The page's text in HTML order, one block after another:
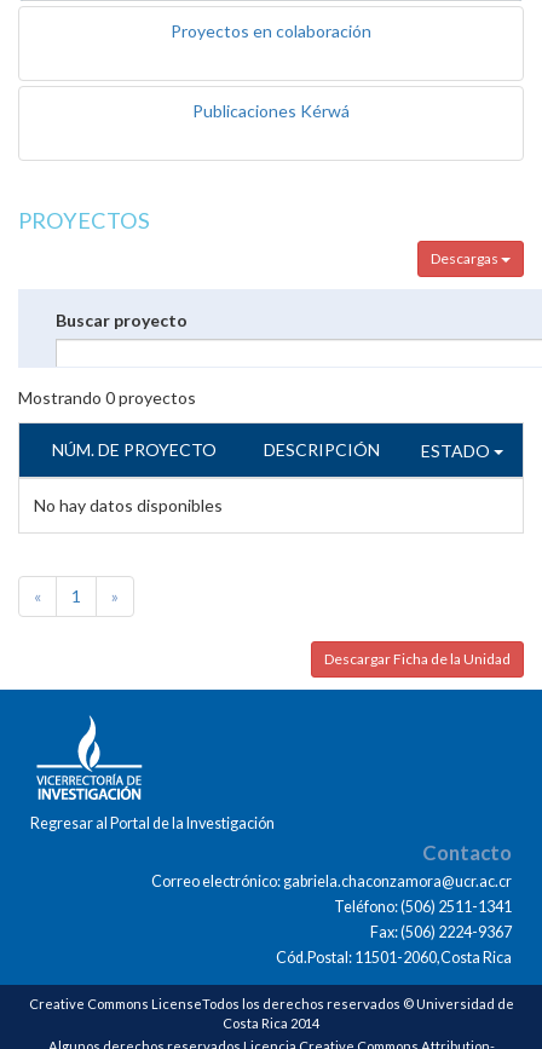
Proyectos en colaboración
Publicaciones Kérwá
PROYECTOS
Descargas
Buscar proyecto
Mostrando 0proyectos
NÚM. DE PROYECTO DESCRIPCIÓN ESTADO
No hay datos disponibles
« 1 »
Descargar Ficha de la Unidad
Regresar al Portal de la Investigación
Contacto
Correo electrónico: gabriela.chaconzamora@ucr.ac.cr
Teléfono: (506) 2511-1341
Fax: (506) 2224-9367
Cód.Postal: 11501-2060,Costa Rica
Creative Commons LicenseTodos los derechos reservados © Universidad de
Costa Rica 2014